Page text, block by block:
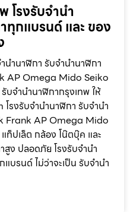
โรงรับจำนำ
กแบรนด์ และ ของ
นำนาฬิกา รับจำนำนาฬิกา
AP Omega Mido Seiko
บจำนำนาฬิกากรุงเทพ ให้
รงรับจำนำนาฬิกา รับจำนำ
Frank AP Omega Mido
ท็ปเล็ต กล้อง โน๊ตบุ๊ค และ
สูง ปลอดภัย โรงรับจำนำ
บรนด์ ไม่ว่าจะเป็น รับจำนำ